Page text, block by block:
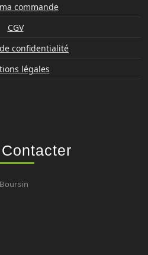
commande
CGV
confidentialité
légales